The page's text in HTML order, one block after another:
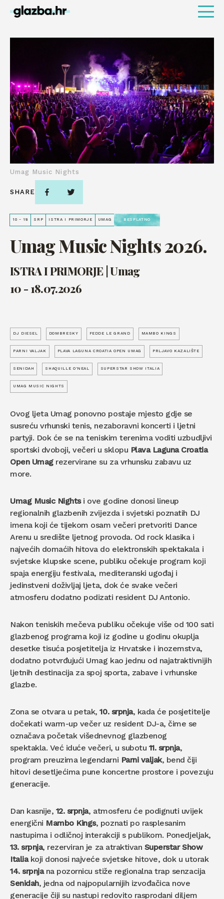
10 - 18 SRP ISTRA I PRIMORJE UMAG BESPLATNO
Umag Music Nights 2026.
ISTRA I PRIMORJE | Umag
10 - 18.07.2026
Umag Music Nights
SHARE
DJ DIESEL DOMBRESKY FEDDE LE GRAND MAMBO KINGS
PARNI VALJAK PLAVA LAGUNA CROATIA OPEN UMAG PRLJAVO KAZALIŠTE
SENIDAH SHAQUILLE O’NEAL SUPERSTAR SHOW ITALIA
UMAG MUSIC NIGHTS
Ovog ljeta Umag ponovno postaje mjesto gdje se
susreću vrhunski tenis, nezaboravni koncerti i ljetni
partyji. Dok će se na teniskim terenima voditi uzbudljivi
sportski dvoboji, večeri u sklopu Plava Laguna Croatia
Open Umagrezervirane su za vrhunsku zabavu uz
more.
Umag Music Nightsi ove godine donosi lineup
regionalnih glazbenih zvijezda i svjetski poznatih DJ
imena koji će tijekom osam večeri pretvoriti Dance
Arenu u središte ljetnog provoda. Od rock klasika i
najvećih domaćih hitova do elektronskih spektakala i
svjetske klupske scene, publiku očekuje program koji
spaja energiju festivala, mediteranski ugođaj i
jedinstveni doživljaj ljeta, dok će svake večeri
atmosferu dodatno podizati resident DJ Antonio.
Nakon teniskih mečeva publiku očekuje više od 100 sati
glazbenog programa koji iz godine u godinu okuplja
desetke tisuća posjetitelja iz Hrvatske i inozemstva,
dodatno potvrđujući Umag kao jednu od najatraktivnijih
ljetnih destinacija za spoj sporta, zabave i vrhunske
glazbe.
Zona se otvara u petak,10. srpnja, kada će posjetitelje
dočekati warm-up večer uz resident DJ-a, čime se
označava početak višednevnog glazbenog
spektakla. Već iduće večeri, u subotu 11. srpnja,
program preuzima legendarni Parni valjak, bend čiji
hitovi desetljećima pune koncertne prostore i povezuju
generacije.
Dan kasnije, 12. srpnja, atmosferu će podignuti uvijek
energični Mambo Kings, poznati po rasplesanim
nastupima i odličnoj interakciji s publikom. Ponedjeljak,
13. srpnja, rezerviran je za atraktivan Superstar Show
Italiakoji donosi najveće svjetske hitove, dok u utorak
14. srpnjana pozornicu stiže regionalna trap senzacija
Senidah, jedna od najpopularnijih izvođačica nove
generacije čiji su nastupi redovito rasprodani diljem